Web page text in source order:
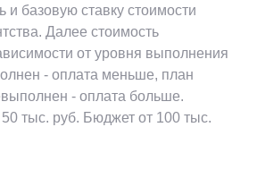
и базовую ставку стоимости
Далее стоимость
от уровня выполнения
- оплата меньше, план
- оплата больше.
50 тыс. руб. Бюджет от 100 тыс.